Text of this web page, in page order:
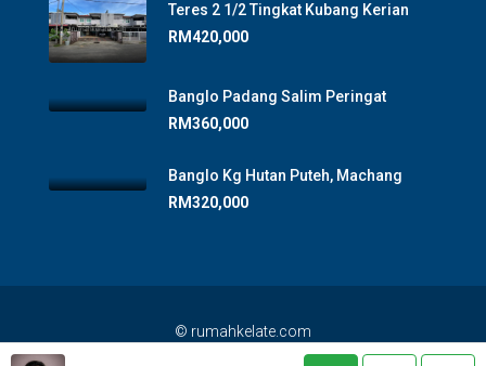
Teres 2 1/2 Tingkat Kubang Kerian
RM420,000
Banglo Padang Salim Peringat
RM360,000
Banglo Kg Hutan Puteh, Machang
RM320,000
© rumahkelate.com